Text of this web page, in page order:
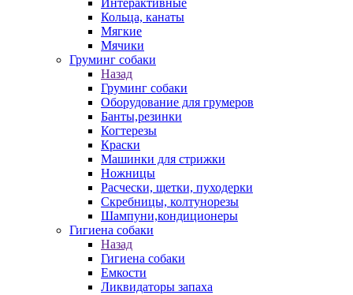
Интерактивные
Кольца, канаты
Мягкие
Мячики
Груминг собаки
Назад
Груминг собаки
Оборудование для грумеров
Банты,резинки
Когтерезы
Краски
Машинки для стрижки
Ножницы
Расчески, щетки, пуходерки
Скребницы, колтунорезы
Шампуни,кондиционеры
Гигиена собаки
Назад
Гигиена собаки
Емкости
Ликвидаторы запаха